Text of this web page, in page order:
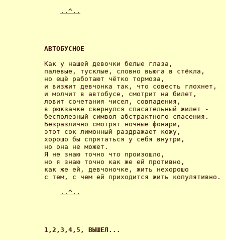
..^..
АВТОБУСНОЕ
Как у нашей девочки белые глаза,
палевые, тусклые, словно вьюга в стёкла,
но ещё работают чётко тормоза,
и визжит девчонка так, что совесть глохнет,
и молчит в автобусе, смотрит на билет,
ловит сочетания чисел, совпадения,
в рюкзачке свернулся спасательный жилет -
бесполезный символ абстрактного спасения.
Безразлично смотрят ночные фонари,
этот сок лимонный раздражает кожу,
хорошо бы спрятаться у себя внутри,
но она не может.
Я не знаю точно что произошло,
но я знаю точно как же ей противно,
как же ей, девчоночке, жить нехорошо
с тем, с чем ей приходится жить копулятивно.
..^..
1,2,3,4,5, ВЫШЕЛ...